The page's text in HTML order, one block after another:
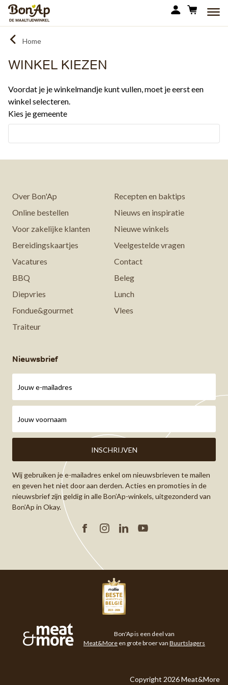
Overslaan
gaan
Home
WINKEL KIEZEN
Voordat je je winkelmandje kunt vullen, moet je eerst een
winkel selecteren.
Kies je gemeente
Over Bon'Ap
Recepten en baktips
Online bestellen
Nieuws en inspiratie
Voor zakelijke klanten
Nieuwe winkels
Bereidingskaartjes
Veelgestelde vragen
Vacatures
Contact
BBQ
Beleg
Diepvries
Lunch
Fondue&gourmet
Vlees
Traiteur
Nieuwsbrief
Wij gebruiken je e-mailadres enkel om nieuwsbrieven te mailen
en geven het niet door aan derden. Acties en promoties in de
nieuwsbrief zijn geldig in alle Bon’Ap-winkels, uitgezonderd van
Bon’Ap in Okay.
FacebookInstagram
Linkedin
Bon'Ap is een deel van
Meat&More en grote broer van Buurtslagers
Copyright 2026 Meat&More